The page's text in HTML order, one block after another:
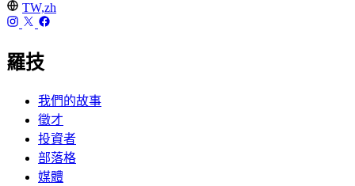
TW,zh
羅技
我們的故事
徵才
投資者
部落格
媒體